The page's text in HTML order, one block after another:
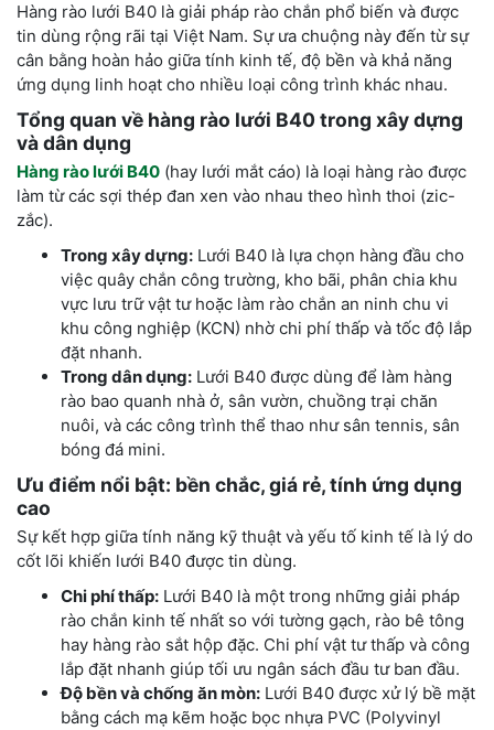
Hàng rào lưới B40 là giải pháp rào chắn phổ biến và được
tin dùng rộng rãi tại Việt Nam. Sự ưa chuộng này đến từ sự
cân bằng hoàn hảo giữa tính kinh tế, độ bền và khả năng
ứng dụng linh hoạt cho nhiều loại công trình khác nhau.
Tổng quan về hàng rào lưới B40 trong xây dựng
và dân dụng
Hàng rào lưới B40 (hay lưới mắt cáo) là loại hàng rào được
làm từ các sợi thép đan xen vào nhau theo hình thoi (zic-
zắc).
Trong xây dựng: Lưới B40 là lựa chọn hàng đầu cho
việc quây chắn công trường, kho bãi, phân chia khu
vực lưu trữ vật tư hoặc làm rào chắn an ninh chu vi
khu công nghiệp (KCN) nhờ chi phí thấp và tốc độ lắp
đặt nhanh.
Trong dân dụng: Lưới B40 được dùng để làm hàng
rào bao quanh nhà ở, sân vườn, chuồng trại chăn
nuôi, và các công trình thể thao như sân tennis, sân
bóng đá mini.
Ưu điểm nổi bật: bền chắc, giá rẻ, tính ứng dụng
cao
Sự kết hợp giữa tính năng kỹ thuật và yếu tố kinh tế là lý do
cốt lõi khiến lưới B40 được tin dùng.
Chi phí thấp: Lưới B40 là một trong những giải pháp
rào chắn kinh tế nhất so với tường gạch, rào bê tông
hay hàng rào sắt hộp đặc. Chi phí vật tư thấp và công
lắp đặt nhanh giúp tối ưu ngân sách đầu tư ban đầu.
Độ bền và chống ăn mòn: Lưới B40 được xử lý bề mặt
bằng cách mạ kẽm hoặc bọc nhựa PVC (Polyvinyl